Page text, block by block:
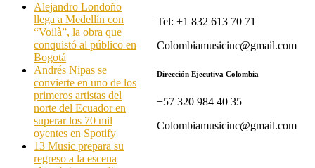
Alejandro Londoño
llega a Medellín con
“Voilà”, la obra que
conquistó al público en
Bogotá
Andrés Nipas se
convierte en uno de los
primeros artistas del
norte del Ecuador en
superar los 70 mil
oyentes en Spotify
13 Music prepara su
regreso a la escena
Tel: +1 832 613 70 71
Colombiamusicinc@gmail.com
Dirección Ejecutiva Colombia
+57 320 984 40 35
Colombiamusicinc@gmail.com